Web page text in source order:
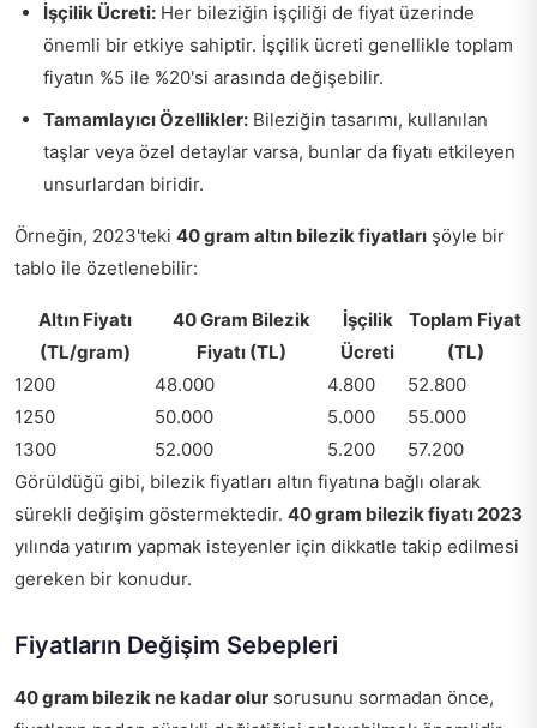
İşçilik Ücreti: Her bileziğin işçiliği de fiyat üzerinde
önemli bir etkiye sahiptir. İşçilik ücreti genellikle toplam
fiyatın %5 ile %20'si arasında değişebilir.
Tamamlayıcı Özellikler: Bileziğin tasarımı, kullanılan
taşlar veya özel detaylar varsa, bunlar da fiyatı etkileyen
unsurlardan biridir.
Örneğin, 2023'teki 40 gram altın bilezik fiyatları şöyle bir
tablo ile özetlenebilir:
Altın Fiyatı
(TL/gram)
40 Gram Bilezik
Fiyatı (TL)
İşçilik
Ücreti
Toplam Fiyat
(TL)
1200
48.000 4.800
52.800
1250
50.000 5.000
55.000
1300
52.000 5.200
57.200
Görüldüğü gibi, bilezik fiyatları altın fiyatına bağlı olarak
sürekli değişim göstermektedir. 40 gram bilezik fiyatı 2023
yılında yatırım yapmak isteyenler için dikkatle takip edilmesi
gereken bir konudur.
Fiyatların Değişim Sebepleri
40 gram bilezik ne kadar olur sorusunu sormadan önce,